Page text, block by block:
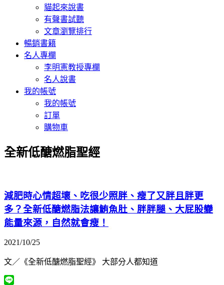
貓起來說書
有聲書試聽
文章瀏覽排行
暢銷書籍
名人專欄
李明憲教授專欄
名人說書
我的帳號
我的帳號
訂單
購物車
全新低醣燃脂聖經
減肥時心情超壞、吃很少照胖、瘦了又胖且胖更
多？全新低醣燃脂法讓鮪魚肚、胖胖腿、大屁股變
能量來源，自然就會瘦！
2021/10/25
文／《全新低醣燃脂聖經》 大部分人都知道